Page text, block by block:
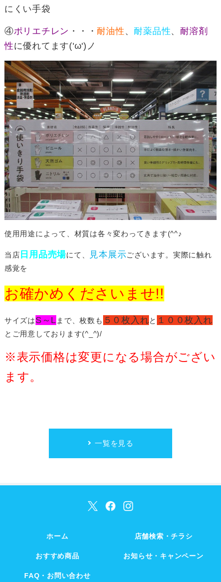
にくい手袋
④ポリエチレン ・・・ 耐油性 、 耐薬品性、 耐溶剤
性に優れてます('ω')ノ
使用用途によって、材質は各々変わってきます(^^♪
当店 日用品売場にて、 見本展示ございます。実際に触れ
感覚を
お確かめくださいませ!!
サイズはS～L まで、枚数も ５０枚入れと １００枚入れ
とご用意しております(^_^)/
※表示価格は変更になる場合がござい
ます。
一覧を見る
ホーム 店舗検索・チラシ
おすすめ商品 お知らせ・キャンペーン
FAQ・お問い合わせ